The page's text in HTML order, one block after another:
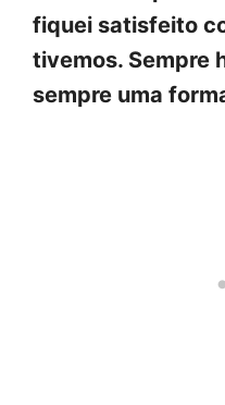
fiquei satisfeito
tivemos. Sempre
sempre uma